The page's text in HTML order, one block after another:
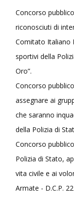
Concorso
riconosciuti di
Comitato Italiano
sportivi della
Oro”.
Concorso
assegnare ai
che saranno
della Polizia di
Concorso
Polizia di Stato,
vita civile e ai
Armate - D.C.P.